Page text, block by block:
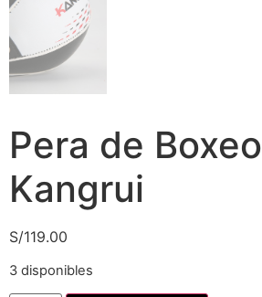
Pera de Boxeo
Kangrui
S/119.00
3 disponibles